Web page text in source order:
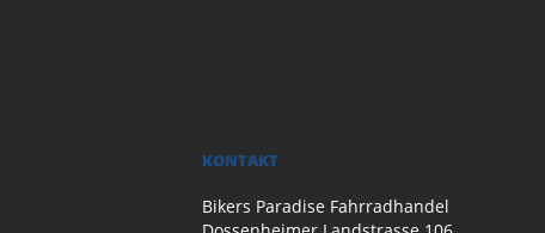
KONTAKT
Bikers Paradise Fahrradhandel